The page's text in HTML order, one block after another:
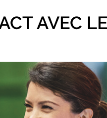
AVEC